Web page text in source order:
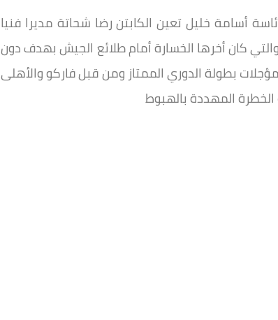
أسامة خليل تعين الكابتن رضا شحاتة مديرا فنيا
كان أخرها الخسارة أمام طلائع الجيش بهدف دون
بطولة الدوري الممتاز ومن قبل فاركو والأهلى